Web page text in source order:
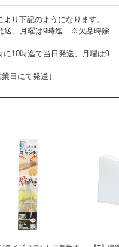
下記のようになります。
、月曜は9時迄 ※欠品時除
10時迄で当日発送、月曜は9
日にて発送）